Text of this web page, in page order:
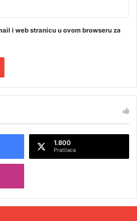
i web stranicu u ovom browseru za
1.800
Pratilaca